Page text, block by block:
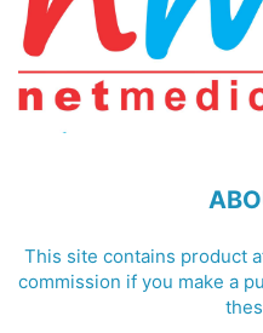
This site contains product
commission if you make a